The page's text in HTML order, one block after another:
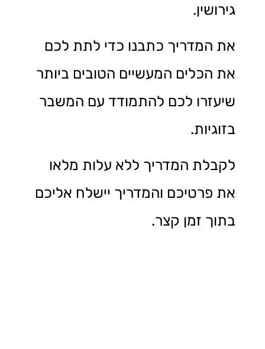
גירושין.
את המדריך כתבנו כדי לתת לכם
את הכלים המעשיים הטובים ביותר
שיעזרו לכם להתמודד עם המשבר
בזוגיות.
לקבלת המדריך ללא עלות מלאו
את פרטיכם והמדריך יישלח אליכם
בתוך זמן קצר.